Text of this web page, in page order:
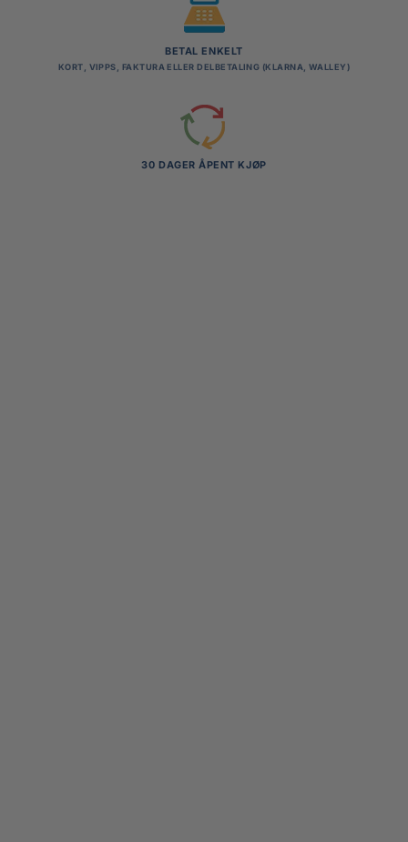
BETAL ENKELT
KORT, VIPPS, FAKTURA ELLER DELBETALING (KLARNA, WALLEY)
30 DAGER ÅPENT KJØP